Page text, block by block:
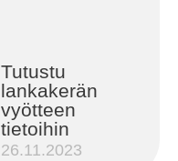
Tutustu
lankakerän
vyötteen
tietoihin
26.11.2023